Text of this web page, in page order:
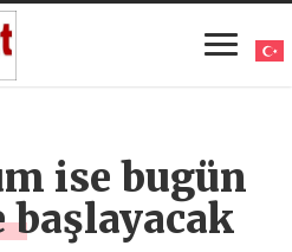
ise bugün
başlayacak